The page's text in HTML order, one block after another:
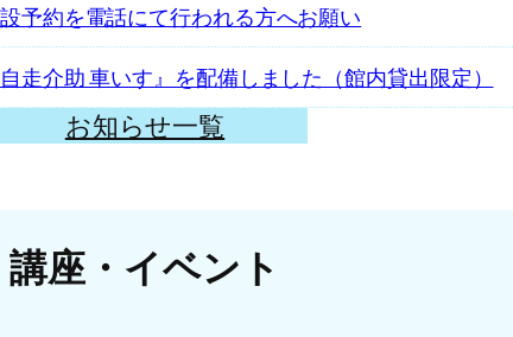
予約を電話にて行われる方へお願い
自走介助 車いす』を配備しました（館内貸出限定）
お知らせ一覧
講座・イベント